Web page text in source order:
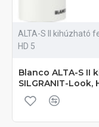
ALTA-S II kihúzható
HD 5
Blanco ALTA-S II
SILGRANIT-Look,